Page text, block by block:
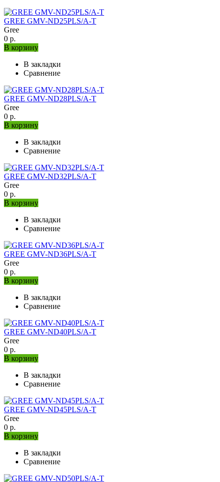
GREE GMV-ND25PLS/A-T
Gree
0 р.
В корзину
В закладки
Сравнение
GREE GMV-ND28PLS/A-T
Gree
0 р.
В корзину
В закладки
Сравнение
GREE GMV-ND32PLS/A-T
Gree
0 р.
В корзину
В закладки
Сравнение
GREE GMV-ND36PLS/A-T
Gree
0 р.
В корзину
В закладки
Сравнение
GREE GMV-ND40PLS/A-T
Gree
0 р.
В корзину
В закладки
Сравнение
GREE GMV-ND45PLS/A-T
Gree
0 р.
В корзину
В закладки
Сравнение